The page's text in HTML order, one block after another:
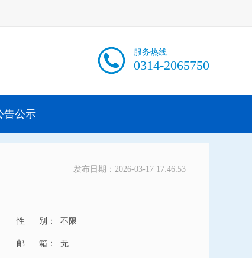
服务热线
0314-2065750
告公示
发布日期：2026-03-17 17:46:53
性 别： 不限
邮 箱： 无